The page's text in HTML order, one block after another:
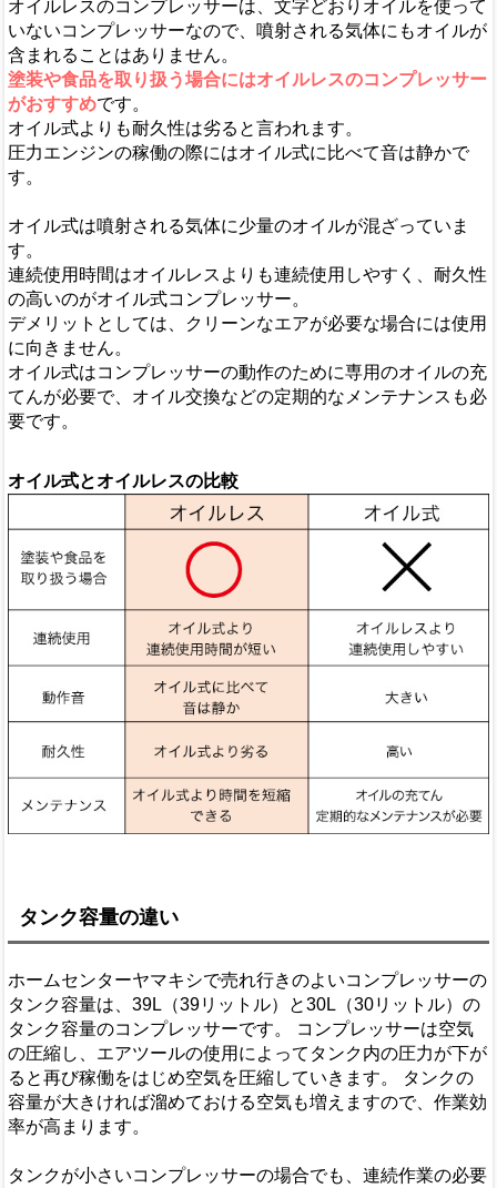
オイルレスのコンプレッサーは、文字どおりオイルを使って
いないコンプレッサーなので、噴射される気体にもオイルが
含まれることはありません。
塗装や食品を取り扱う場合にはオイルレスのコンプレッサー
がおすすめです。
オイル式よりも耐久性は劣ると言われます。
圧力エンジンの稼働の際にはオイル式に比べて音は静かで
す。
オイル式は噴射される気体に少量のオイルが混ざっていま
す。
連続使用時間はオイルレスよりも連続使用しやすく、耐久性
の高いのがオイル式コンプレッサー。
デメリットとしては、クリーンなエアが必要な場合には使用
に向きません。
オイル式はコンプレッサーの動作のために専用のオイルの充
てんが必要で、オイル交換などの定期的なメンテナンスも必
要です。
オイル式とオイルレスの比較
タンク容量の違い
ホームセンターヤマキシで売れ行きのよいコンプレッサーの
タンク容量は、39L（39リットル）と30L（30リットル）の
タンク容量のコンプレッサーです。 コンプレッサーは空気
の圧縮し、エアツールの使用によってタンク内の圧力が下が
ると再び稼働をはじめ空気を圧縮していきます。 タンクの
容量が大きければ溜めておける空気も増えますので、作業効
率が高まります。
タンクが小さいコンプレッサーの場合でも、連続作業の必要